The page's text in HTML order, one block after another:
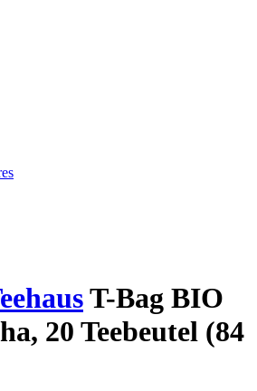
T-Bag BIO
20 Teebeutel (84